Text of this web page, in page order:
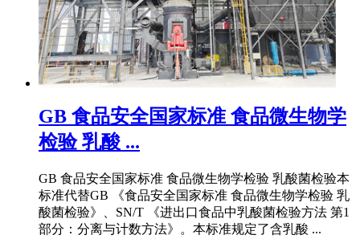
GB 食品安全国家标准 食品微生物学
检验 乳酸 ...
GB 食品安全国家标准 食品微生物学检验 乳酸菌检验本
标准代替GB 《食品安全国家标准 食品微生物学检验 乳
酸菌检验》、SN/T 《进出口食品中乳酸菌检验方法 第1
部分：分离与计数方法》。本标准规定了含乳酸 ...